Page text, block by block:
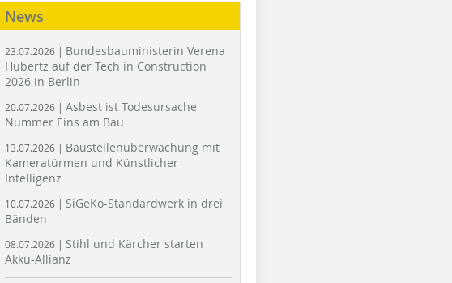
Beyer Foto: Hans-Peter Beyer
News
23.07.2026 | Bundesbauministerin Verena
Hubertz auf der Tech in Construction
2026 in Berlin
20.07.2026 | Asbest ist Todesursache
Nummer Eins am Bau
13.07.2026 | Baustellenüberwachung mit
Kameratürmen und Künstlicher
Intelligenz
10.07.2026 | SiGeKo-Standardwerk in drei
Bänden
08.07.2026 | Stihl und Kärcher starten
Akku-Allianz